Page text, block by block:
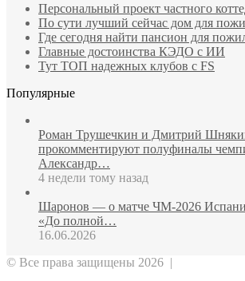
Персональный проект частного
По сути лучший сейчас дом для
Где сегодня найти пансион для
Главные достоинства КЭДО с ИИ
Тут ТОП надежных клубов с FS
Популярные
Роман Трушечкин и Дмитрий
прокомментируют полуфиналы
Александр…
4 недели тому назад
Шаронов — о матче ЧМ‑2026
«До полной…
16.06.2026
© Все права защищены 2026 |